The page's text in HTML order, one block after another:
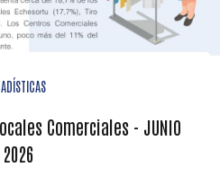
Comerciales - JUNIO
2026